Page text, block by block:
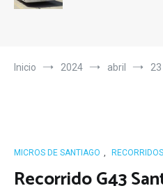
Inicio 2024 abril 23
MICROS DE SANTIAGO ,
Recorrido G43